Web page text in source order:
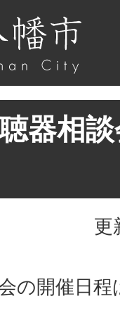
器相
更
の開催日